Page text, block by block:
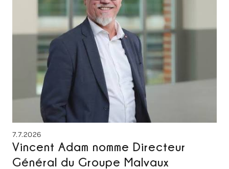
7.7.2026
Vincent Adam nomme Directeur
Général du Groupe Malvaux